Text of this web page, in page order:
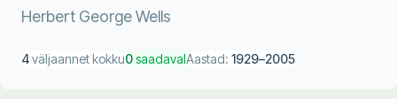
Herbert George Wells
4väljaannet kokku0saadavalAastad: 1929–2005